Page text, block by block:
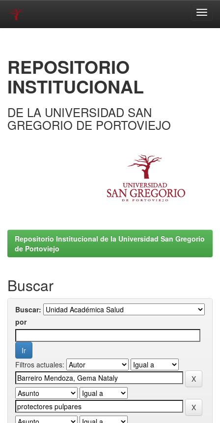
REPOSITORIO
INSTITUCIONAL
DE LA UNIVERSIDAD SAN
GREGORIO DE PORTOVIEJO
Repositorio Institucional de la Universidad San Gregorio
de Portoviejo
Buscar
Buscar:
por
Filtros actuales: